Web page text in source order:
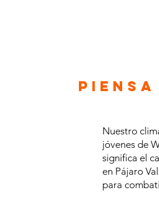
Nuestro
jóvenes de
significa el
en Pájaro
para